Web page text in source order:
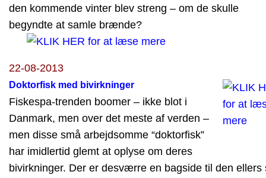
den kommende vinter blev streng – om de skulle
begyndte at samle brænde?
22-08-2013
Doktorfisk med bivirkninger
Fiskespa-trenden boomer – ikke blot i
Danmark, men over det meste af verden –
men disse små arbejdsomme “doktorfisk”
har imidlertid glemt at oplyse om deres
bivirkninger. Der er desværre en bagside til den ellers